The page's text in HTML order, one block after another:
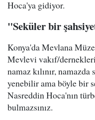
Hoca'ya gidiyor.
"Seküler bir
Konya'da Mevlana
Mevlevi vakıf/
namaz kılınır,
yenebilir ama böyle bir
Nasreddin Hoca'nın
bulmazsınız.